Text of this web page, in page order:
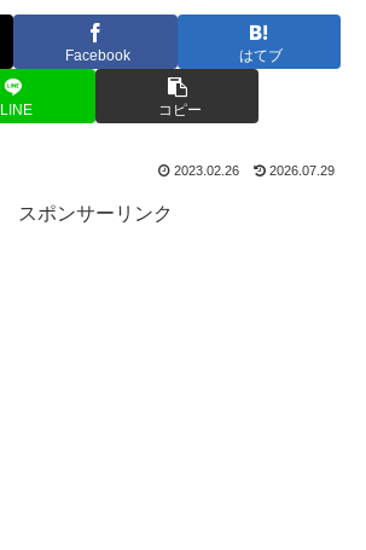
Facebook はてブ
LINE コピー
2023.02.26 2026.07.29
スポンサーリンク